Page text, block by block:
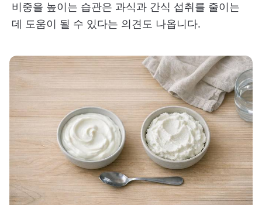
비중을 높이는 습관은 과식과 간식 섭취를 줄이는
데 도움이 될 수 있다는 의견도 나옵니다.